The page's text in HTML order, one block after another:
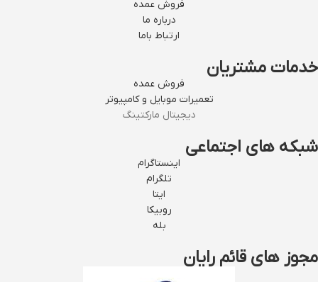
فروش عمده
درباره ما
ارتباط باما
خدمات مشتریان
فروش عمده
تعمیرات موبایل و کامپیوتر
دیجیتال مارکتینگ
شبکه های اجتماعی
اینستاگرام
تلگرام
ایتا
روبیکا
بله
مجوز های قائم رایان